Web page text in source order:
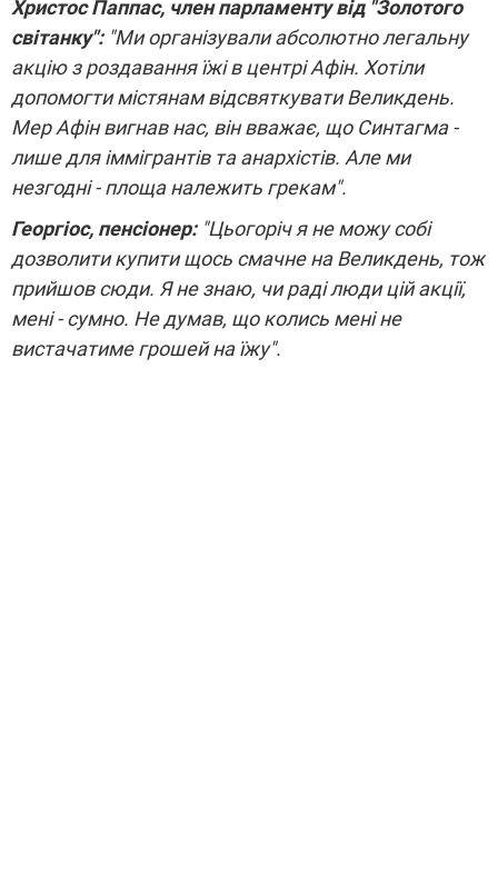
Христос Паппас, член парламенту від "Золотого
світанку":"Ми організували абсолютно легальну
акцію з роздавання їжі в центрі Афін. Хотіли
допомогти містянам відсвяткувати Великдень.
Мер Афін вигнав нас, він вважає, що Синтагма -
лише для іммігрантів та анархістів. Але ми
незгодні - площа належить грекам".
Георгіос, пенсіонер:"Цьогоріч я не можу собі
дозволити купити щось смачне на Великдень, тож
прийшов сюди. Я не знаю, чи раді люди цій акції,
мені - сумно. Не думав, що колись мені не
вистачатиме грошей на їжу".